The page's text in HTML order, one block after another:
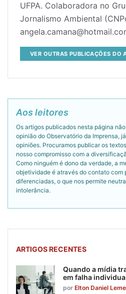
UFPA. Colaboradora no
Jornalismo Ambiental
VER OUTRAS PUBLICAÇÕES DO
Aos leitores
Os artigos publicados nesta página
opinião do Observatório da Imprensa,
opiniões. Procuramos publicar os
nosso compromisso com a
Como ninguém é dono da verdade, a
objetividade é através do contato com
diferenciadas, o que nos permite
intolerância.
ARTIGOS RECENTES
Quando a mídia
em falha
por Elton Daniel Leme